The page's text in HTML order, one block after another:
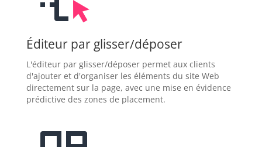
Éditeur par glisser/déposer
L'éditeur par glisser/déposer permet aux clients
d'ajouter et d'organiser les éléments du site Web
directement sur la page, avec une mise en évidence
prédictive des zones de placement.